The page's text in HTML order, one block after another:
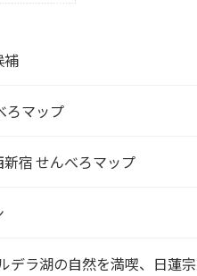
補
ろマップ
新宿 せんべろマップ
デラ湖の自然を満喫、日蓮宗